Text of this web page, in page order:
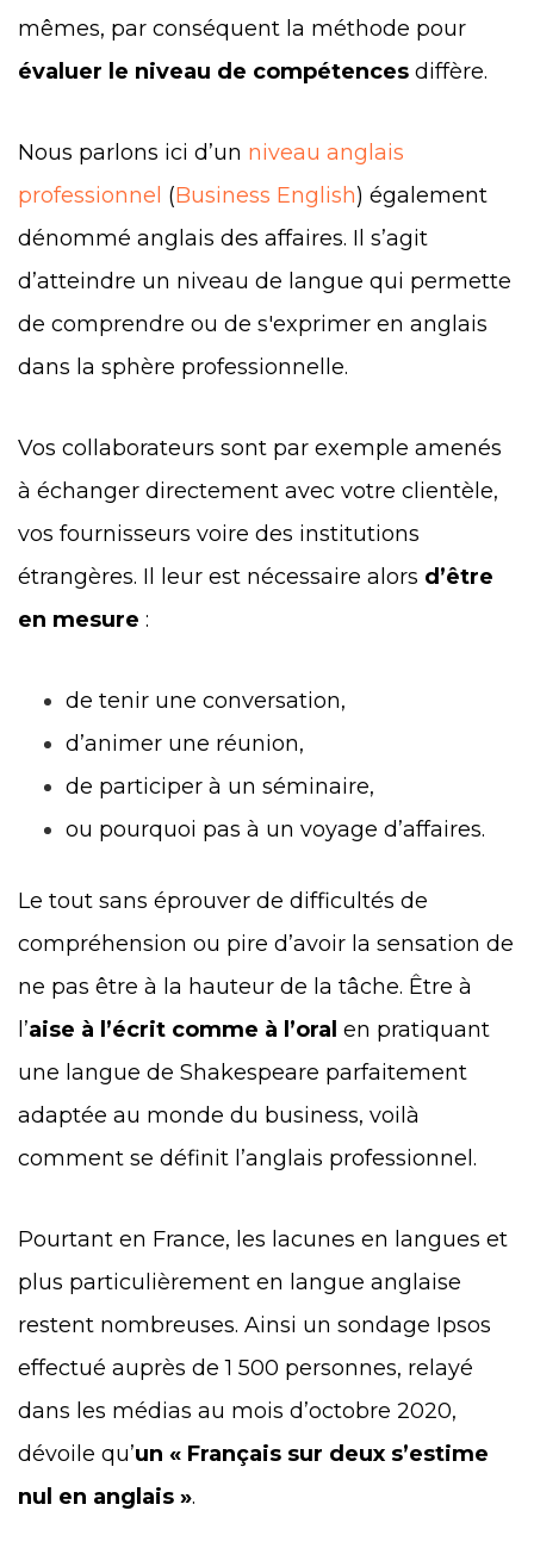
mêmes, par conséquent la méthode pour
évaluer le niveau de compétences diffère.
Nous parlons ici d’un niveau anglais
professionnel (Business English) également
dénommé anglais des affaires. Il s’agit
d’atteindre un niveau de langue qui permette
de comprendre ou de s'exprimer en anglais
dans la sphère professionnelle.
Vos collaborateurs sont par exemple amenés
à échanger directement avec votre clientèle,
vos fournisseurs voire des institutions
étrangères. Il leur est nécessaire alors d’être
en mesure :
de tenir une conversation,
d’animer une réunion,
de participer à un séminaire,
ou pourquoi pas à un voyage d’affaires.
Le tout sans éprouver de difficultés de
compréhension ou pire d’avoir la sensation de
ne pas être à la hauteur de la tâche. Être à
l’aise à l’écrit comme à l’oral en pratiquant
une langue de Shakespeare parfaitement
adaptée au monde du business, voilà
comment se définit l’anglais professionnel.
Pourtant en France, les lacunes en langues et
plus particulièrement en langue anglaise
restent nombreuses. Ainsi un sondage Ipsos
effectué auprès de 1 500 personnes, relayé
dans les médias au mois d’octobre 2020,
dévoile qu’un « Français sur deux s’estime
nul en anglais ».